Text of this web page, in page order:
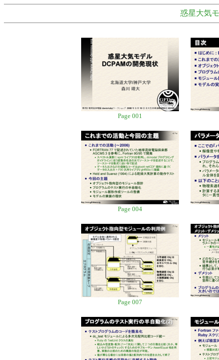
惑星大気
Page 001
Page 004
Page 007